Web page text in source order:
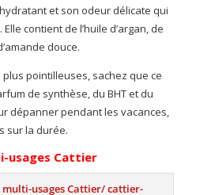
et son odeur délicate qui
contient de l’huile d’argan, de
douce.
pointilleuses, sachez que ce
de synthèse, du BHT et du
dépanner pendant les vacances,
sur la durée.
usages Cattier